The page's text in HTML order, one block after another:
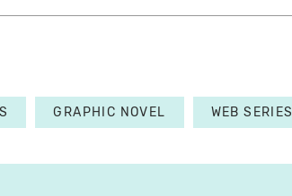
GRAPHIC NOVEL WEB SERIES